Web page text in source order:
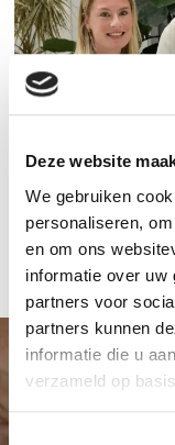
Deze website
We gebruiken
personaliseren,
en om ons
informatie over uw
partners voor
partners kunnen
informatie die u
verzameld op